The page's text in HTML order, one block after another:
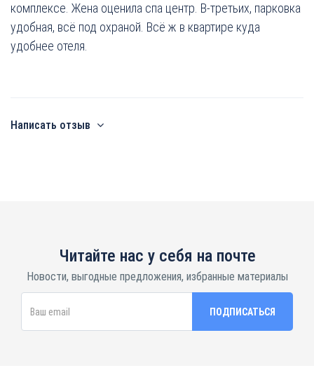
комплексе. Жена оценила спа центр. В-третьих, парковка
удобная, всё под охраной. Всё ж в квартире куда
удобнее отеля.
Написать отзыв
Читайте нас у себя на почте
Новости, выгодные предложения, избранные материалы